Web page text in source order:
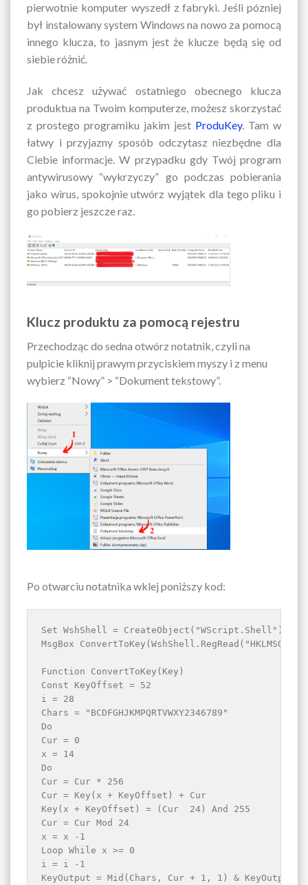
pierwotnie komputer wyszedł z fabryki. Jeśli pózniej
był instalowany system Windows na nowo za pomocą
innego klucza, to jasnym jest że klucze będą się od
siebie różnić.
Jak chcesz używać ostatniego obecnego klucza
produktua na Twoim komputerze, możesz skorzystać
z prostego programiku jakim jest ProduKey. Tam w
łatwy i przyjazny sposób odczytasz niezbędne dla
Ciebie informacje. W przypadku gdy Twój program
antywirusowy “wykrzyczy” go podczas pobierania
jako wirus, spokojnie utwórz wyjątek dla tego pliku i
go pobierz jeszcze raz.
Klucz produktu za pomocą rejestru
Przechodząc do sedna otwórz notatnik, czyli na
pulpicie kliknij prawym przyciskiem myszy i z menu
wybierz “Nowy” > “Dokument tekstowy”.
Po otwarciu notatnika wklej poniższy kod:
Set WshShell = CreateObject("WScript.Shell")
MsgBox
Function ConvertToKey(Key)
Const KeyOffset = 52
i = 28
Chars = "BCDFGHJKMPQRTVWXY2346789"
Do
Cur = 0
x = 14
Do
Cur = Cur * 256
Cur = Key(x + KeyOffset) + Cur
Key(x + KeyOffset) = (Cur  24) And 255
Cur = Cur Mod 24
x = x -1
Loop While x >= 0
i = i -1
KeyOutput = Mid(Chars, Cur + 1, 1) & KeyOutput